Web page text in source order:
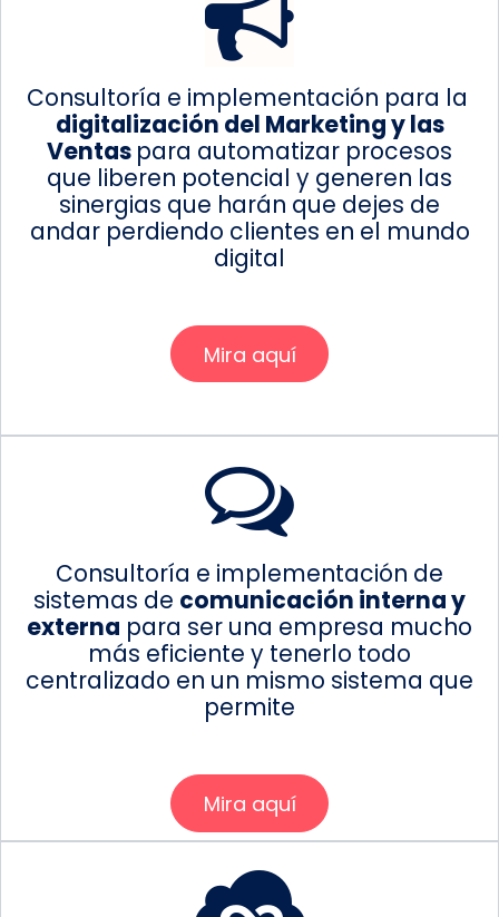
Consultoría e implementación para la
digitalización del Marketing y las
Ventas para automatizar procesos
que liberen potencial y generen las
sinergias que harán que dejes de
andar perdiendo clientes en el mundo
digital
Mira aquí
Consultoría e implementación de
sistemas de comunicación interna y
externa para ser una empresa mucho
más eficiente y tenerlo todo
centralizado en un mismo sistema que
permite
Mira aquí